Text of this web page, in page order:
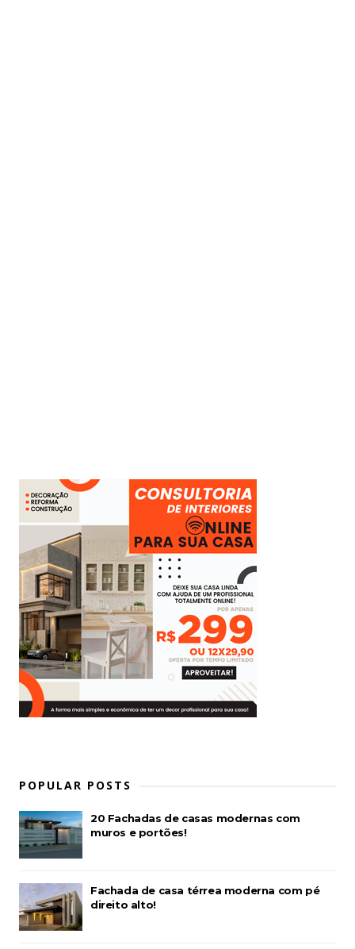
POPULAR POSTS
20 Fachadas de casas modernas com
muros e portões!
Fachada de casa térrea moderna com pé
direito alto!